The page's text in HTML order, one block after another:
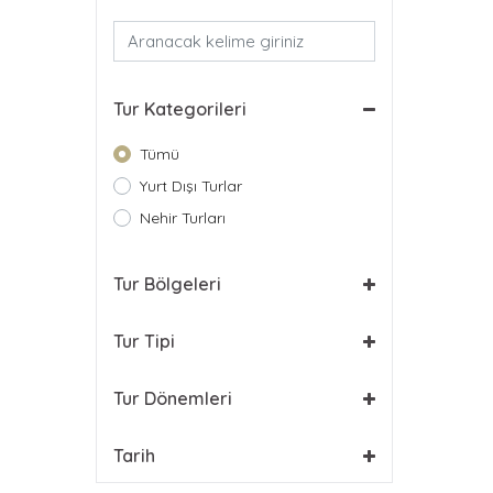
Tur Kategorileri
Tümü
Yurt Dışı Turlar
Nehir Turları
Tur Bölgeleri
Tur Tipi
Tur Dönemleri
Tarih